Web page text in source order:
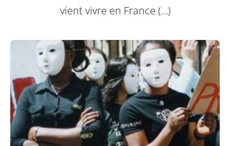
vient vivre en France (…)